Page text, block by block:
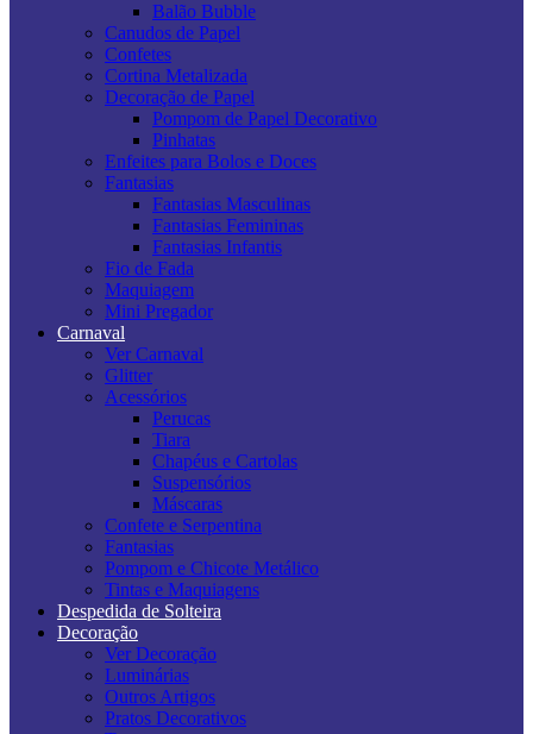
Balão Bubble
Canudos de Papel
Confetes
Cortina Metalizada
Decoração de Papel
Pompom de Papel Decorativo
Pinhatas
Enfeites para Bolos e Doces
Fantasias
Fantasias Masculinas
Fantasias Femininas
Fantasias Infantis
Fio de Fada
Maquiagem
Mini Pregador
Carnaval
Ver Carnaval
Glitter
Acessórios
Perucas
Tiara
Chapéus e Cartolas
Suspensórios
Máscaras
Confete e Serpentina
Fantasias
Pompom e Chicote Metálico
Tintas e Maquiagens
Despedida de Solteira
Decoração
Ver Decoração
Luminárias
Outros Artigos
Pratos Decorativos